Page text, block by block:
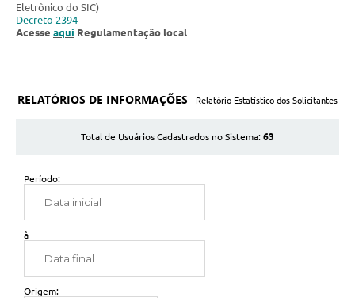
Eletrônico do SIC)
Decreto 2394
Acesse aqui Regulamentação local
RELATÓRIOS DE INFORMAÇÕES - Relatório Estatístico dos Solicitantes
Total de Usuários Cadastrados no Sistema: 63
Período:
à
Origem: